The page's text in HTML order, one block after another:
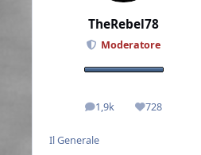
TheRebel78
Moderatore
1,9k
messaggi728
Reputazione
Il Generale